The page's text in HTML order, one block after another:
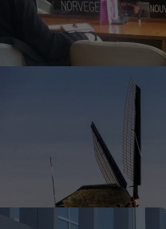
Waar wij aan werken